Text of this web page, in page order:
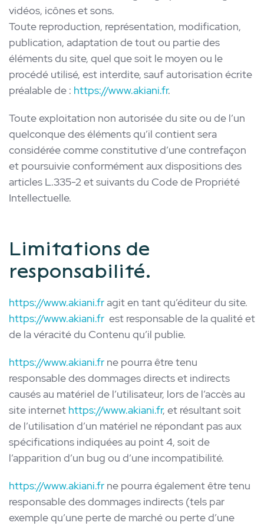
vidéos, icônes et sons.
Toute reproduction, représentation, modification,
publication, adaptation de tout ou partie des
éléments du site, quel que soit le moyen ou le
procédé utilisé, est interdite, sauf autorisation écrite
préalable de : https://www.akiani.fr.
Toute exploitation non autorisée du site ou de l’un
quelconque des éléments qu’il contient sera
considérée comme constitutive d’une contrefaçon
et poursuivie conformément aux dispositions des
articles L.335-2 et suivants du Code de Propriété
Intellectuelle.
Limitations de
responsabilité.
https://www.akiani.fragit en tant qu’éditeur du site.
https://www.akiani.fr est responsable de la qualité et
de la véracité du Contenu qu’il publie.
https://www.akiani.fr ne pourra être tenu
responsable des dommages directs et indirects
causés au matériel de l’utilisateur, lors de l’accès au
site internet https://www.akiani.fr, et résultant soit
de l’utilisation d’un matériel ne répondant pas aux
spécifications indiquées au point 4, soit de
l’apparition d’un bug ou d’une incompatibilité.
https://www.akiani.fr ne pourra également être tenu
responsable des dommages indirects (tels par
exemple qu’une perte de marché ou perte d’une